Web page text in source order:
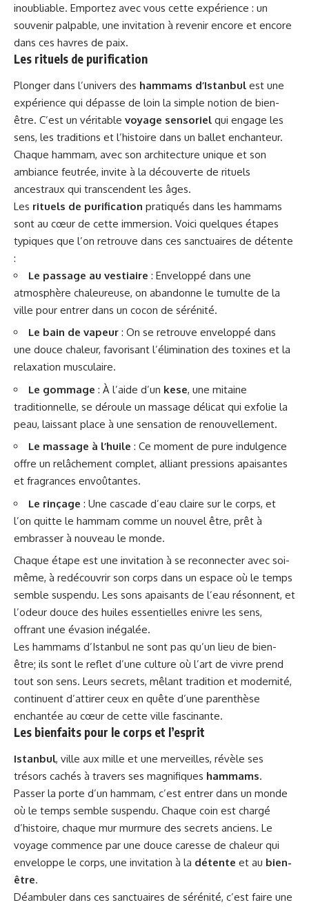
inoubliable. Emportez avec vous cette expérience : un
souvenir palpable, une invitation à revenir encore et encore
dans ces havres de paix.
Les rituels de purification
Plonger dans l’univers des hammams d’Istanbul est une
expérience qui dépasse de loin la simple notion de bien-
être. C’est un véritable voyage sensoriel qui engage les
sens, les traditions et l’histoire dans un ballet enchanteur.
Chaque hammam, avec son architecture unique et son
ambiance feutrée, invite à la découverte de rituels
ancestraux qui transcendent les âges.
Les rituels de purification pratiqués dans les hammams
sont au cœur de cette immersion. Voici quelques étapes
typiques que l’on retrouve dans ces sanctuaires de détente
:
Le passage au vestiaire : Enveloppé dans une
atmosphère chaleureuse, on abandonne le tumulte de la
ville pour entrer dans un cocon de sérénité.
Le bain de vapeur : On se retrouve enveloppé dans
une douce chaleur, favorisant l’élimination des toxines et la
relaxation musculaire.
Le gommage : À l’aide d’un kese, une mitaine
traditionnelle, se déroule un massage délicat qui exfolie la
peau, laissant place à une sensation de renouvellement.
Le massage à l’huile : Ce moment de pure indulgence
offre un relâchement complet, alliant pressions apaisantes
et fragrances envoûtantes.
Le rinçage : Une cascade d’eau claire sur le corps, et
l’on quitte le hammam comme un nouvel être, prêt à
embrasser à nouveau le monde.
Chaque étape est une invitation à se reconnecter avec soi-
même, à redécouvrir son corps dans un espace où le temps
semble suspendu. Les sons apaisants de l’eau résonnent, et
l’odeur douce des huiles essentielles enivre les sens,
offrant une évasion inégalée.
Les hammams d’Istanbul ne sont pas qu’un lieu de bien-
être; ils sont le reflet d’une culture où l’art de vivre prend
tout son sens. Leurs secrets, mêlant tradition et modernité,
continuent d’attirer ceux en quête d’une parenthèse
enchantée au cœur de cette ville fascinante.
Les bienfaits pour le corps et l’esprit
Istanbul, ville aux mille et une merveilles, révèle ses
trésors cachés à travers ses magnifiques hammams.
Passer la porte d’un hammam, c’est entrer dans un monde
où le temps semble suspendu. Chaque coin est chargé
d’histoire, chaque mur murmure des secrets anciens. Le
voyage commence par une douce caresse de chaleur qui
enveloppe le corps, une invitation à la détente et au bien-
être.
Déambuler dans ces sanctuaires de sérénité, c’est faire une